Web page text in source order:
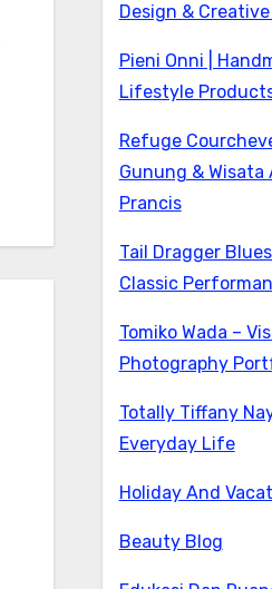
Design &
Pieni Onni |
Lifestyle
Refuge
Gunung &
Prancis
Tail Dragger
Classic
Tomiko Wada –
Photography
Totally Tiffany
Everyday Life
Holiday And
Beauty Blog